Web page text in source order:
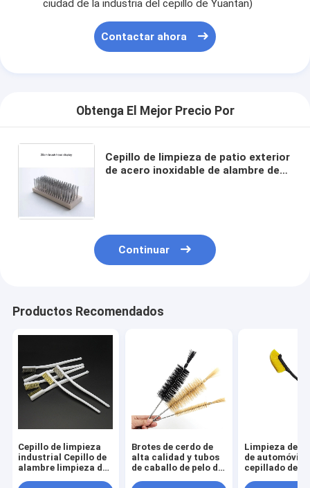
ciudad de la industria del cepillo de Yuantan)
Contactar ahora
Obtenga El Mejor Precio Por
Cepillo de limpieza de patio exterior
de acero inoxidable de alambre de
Continuar
Productos Recomendados
Cepillo de limpieza
industrial Cepillo de
alambre limpieza de
Brotes de cerdo de
alta calidad y tubos
de caballo de pelo de
Limpieza de
de
cepillado de